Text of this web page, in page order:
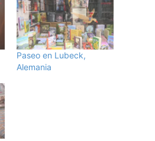
Paseo en Lubeck,
Alemania